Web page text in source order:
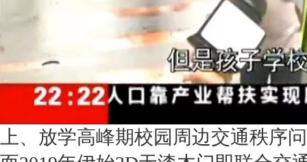
上、放学高峰期校园周边交通秩序